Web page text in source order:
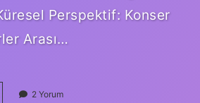
Perspektif: Konser
Arası…
2 Yorum